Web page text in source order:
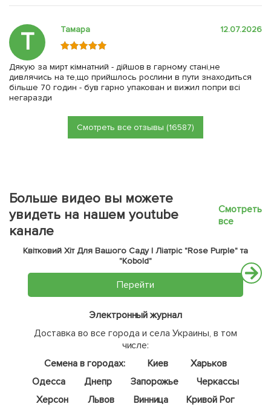
Т Тамара 12.07.2026
Дякую за мирт кімнатний - дійшов в гарному стані,не
дивлячись на те,що прийшлось рослини в пути знаходиться
більше 70 годин - був гарно упакован и вижил попри всі
негаразди
Смотреть все отзывы (16587)
Больше видео вы можете
увидеть на нашем youtube
канале
Смотреть
все
Квітковий Хіт Для Вашого Саду | Ліатріс "Rose Purple" та
"Kobold"
Перейти
Электронный журнал
Доставка во все города и села Украины, в том
числе:
Семена в городах:
Киев
Харьков
Одесса
Днепр Запорожье
Черкассы
Херсон
Львов Винница
Кривой Рог